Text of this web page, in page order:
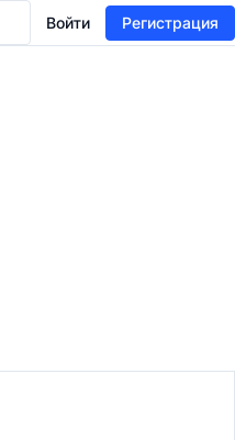
Войти Регистрация